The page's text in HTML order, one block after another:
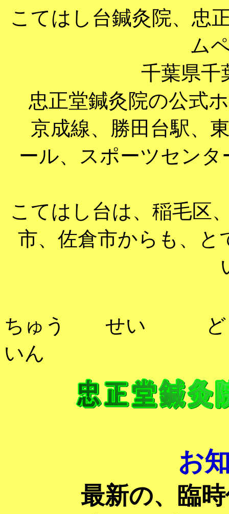
こてはし台鍼灸院、忠
ム
千葉県千
忠正堂鍼灸院の公式
京成線、勝田台駅、
ール、スポーツセン
こてはし台は、稲毛区
市、佐倉市からも、
ちゅう せい
いん
お
最新の、臨